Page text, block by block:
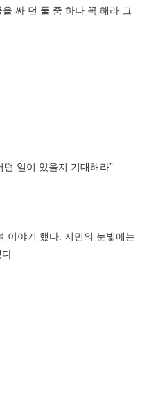
싸 던 둘 중 하나 꼭 해라 그
일이 있을지 기대해라”
이야기 했다. 지민의 눈빛에는
.